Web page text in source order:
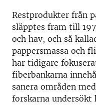
Restprodukter från
släpptes fram till
och hav, och så
pappersmassa och
har tidigare
fiberbankarna
sanera områden
forskarna undersökt